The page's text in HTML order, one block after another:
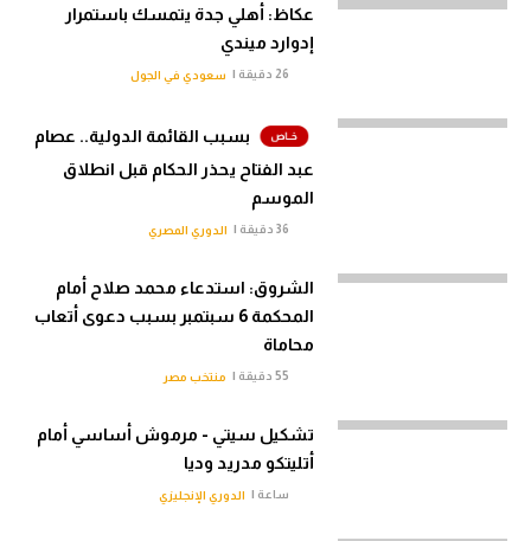
عكاظ: أهلي جدة يتمسك باستمرار
إدوارد ميندي
سعودي في الجول
بسبب القائمة الدولية.. عصام
عبد الفتاح يحذر الحكام قبل انطلاق
الموسم
الدوري المصري
الشروق: استدعاء محمد صلاح أمام
المحكمة 6 سبتمبر بسبب دعوى أتعاب
محاماة
منتخب مصر
تشكيل سيتي - مرموش أساسي أمام
أتليتكو مدريد وديا
ساعة | الدوري الإنجليزي